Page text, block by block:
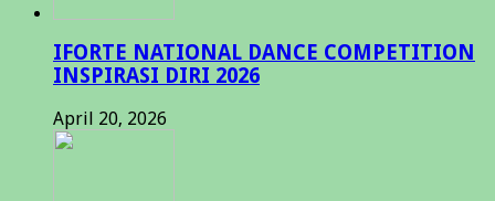
IFORTE NATIONAL DANCE COMPETITION
INSPIRASI DIRI 2026
April 20, 2026